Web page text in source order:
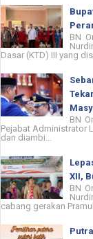
BN
Dasar (KTD) III yang
BN
Pejabat Administrator
dan diambi...
XII,
BN
cabang gerakan